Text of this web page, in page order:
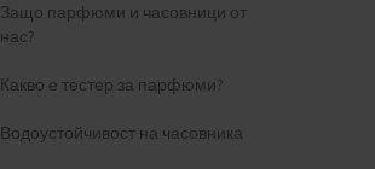
Защо парфюми и часовници от
нас?
Какво е тестер за парфюми?
Водоустойчивост на часовника